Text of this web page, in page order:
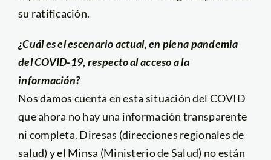
su ratificación.
¿Cuál es el escenario actual, en plena pandemia
del COVID-19, respecto al acceso a la
información?
Nos damos cuenta en esta situación del COVID
que ahora no hay una información transparente
ni completa. Diresas (direcciones regionales de
salud) y el Minsa (Ministerio de Salud) no están